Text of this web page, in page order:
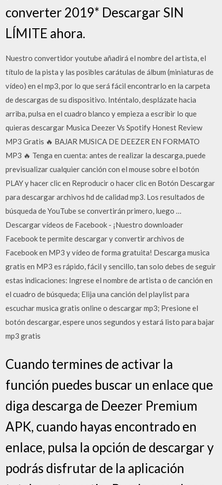
converter 2019* Descargar SIN
LÍMITE ahora.
Nuestro convertidor youtube añadirá el nombre del artista, el
título de la pista y las posibles carátulas de álbum (miniaturas de
vídeo) en el mp3, por lo que será fácil encontrarlo en la carpeta
de descargas de su dispositivo. Inténtalo, desplázate hacia
arriba, pulsa en el cuadro blanco y empieza a escribir lo que
quieras descargar Musica Deezer Vs Spotify Honest Review
MP3 Gratis 🔥 BAJAR MUSICA DE DEEZER EN FORMATO
MP3 🔥 Tenga en cuenta: antes de realizar la descarga, puede
previsualizar cualquier canción con el mouse sobre el botón
PLAY y hacer clic en Reproducir o hacer clic en Botón Descargar
para descargar archivos hd de calidad mp3. Los resultados de
búsqueda de YouTube se convertirán primero, luego …
Descargar vídeos de Facebook - ¡Nuestro downloader
Facebook te permite descargar y convertir archivos de
Facebook en MP3 y vídeo de forma gratuita! Descarga musica
gratis en MP3 es rápido, fácil y sencillo, tan solo debes de seguir
estas indicaciones: Ingrese el nombre de artista o de canción en
el cuadro de búsqueda; Elija una canción del playlist para
escuchar musica gratis online o descargar mp3; Presione el
botón descargar, espere unos segundos y estará listo para bajar
mp3 gratis
Cuando termines de activar la
función puedes buscar un enlace que
diga descarga de Deezer Premium
APK, cuando hayas encontrado en
enlace, pulsa la opción de descargar y
podrás disfrutar de la aplicación